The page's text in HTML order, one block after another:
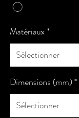
Matériaux*
Dimensions (mm)*